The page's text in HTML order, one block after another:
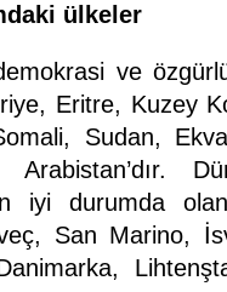
ülkeler
ve
Eritre, Kuzey
Sudan,
iyi durumda
San Marino,